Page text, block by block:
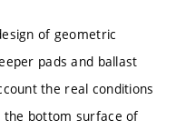
of geometric
pads and ballast
the real conditions
bottom surface of